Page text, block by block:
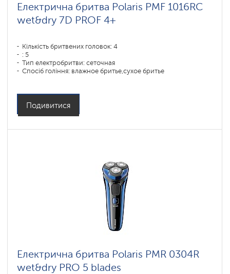
Електрична бритва Polaris PMF 1016RC
wet&dry 7D PROF 4+
Кількість бритвених головок: 4
: 5
Тип електробритви: сеточная
Спосіб гоління: влажное бритье,сухое бритье
Подивитися
Електрична бритва Polaris PMR 0304R
wet&dry PRO 5 blades